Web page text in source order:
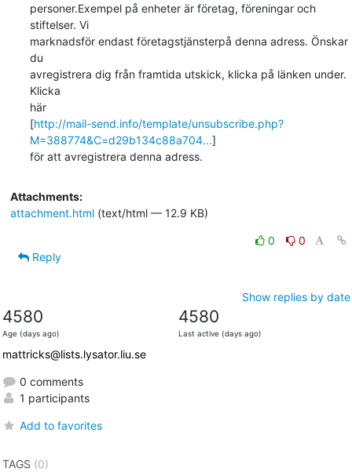
personer.Exempel på enheter är företag, föreningar och
stiftelser. Vi
marknadsför endast företagstjänsterpå denna adress. Önskar
du
avregistrera dig från framtida utskick, klicka på länken under.
Klicka
här
[http://mail-send.info/template/unsubscribe.php?
M=388774&C=d29b134c88a704...]
för att avregistrera denna adress.
Attachments:
attachment.html(text/html — 12.9 KB)
0
0
Reply
Show replies by date
4580
Age (days ago)
4580
Last active (days ago)
mattricks@lists.lysator.liu.se
0 comments
1 participants
Add to favorites
TAGS (0)